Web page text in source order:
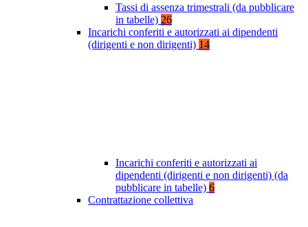
Tassi di assenza trimestrali (da pubblicare
in tabelle) 26
Incarichi conferiti e autorizzati ai dipendenti
(dirigenti e non dirigenti) 14
Incarichi conferiti e autorizzati ai
dipendenti (dirigenti e non dirigenti) (da
pubblicare in tabelle) 6
Contrattazione collettiva